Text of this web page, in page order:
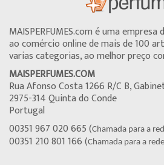
MAISPERFUMES.com é uma
ao comércio online de mais de 100
varias categorias, ao melhor preço
MAISPERFUMES.COM
Rua Afonso Costa 1266 R/C B,
2975-314 Quinta do Conde
Portugal
00351 967 020 665 (Chamada para a
00351 210 801 166 (Chamada para a